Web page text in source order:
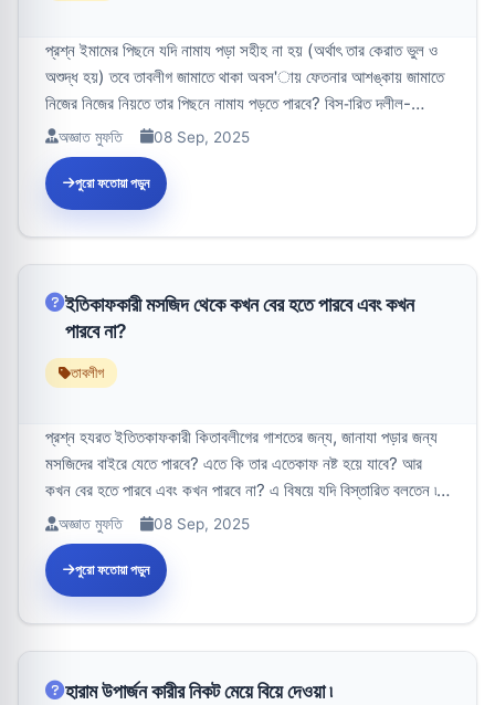
প্রশ্ন ইমামের পিছনে যদি নামায পড়া সহীহ না হয় (অর্থাৎ তার কেরাত ভুল ও
অশুদ্ধ হয়) তবে তাবলীগ জামাতে থাকা অবস'ায় ফেতনার আশঙ্কায় জামাতে
নিজের নিজের নিয়তে তার পিছনে নামায পড়তে পারবে? বিস-ারিত দলীল-
প্রমাণস...
অজ্ঞাত মুফতি 08 Sep, 2025
পুরো ফতোয়া পড়ুন
ইতিকাফকারী মসজিদ থেকে কখন বের হতে পারবে এবং কখন
পারবে না?
তাবলীগ
প্রশ্ন হযরত ইতিতকাফকারী কিতাবলীগের গাশতের জন্য, জানাযা পড়ার জন্য
মসজিদের বাইরে যেতে পারবে? এতে কি তার এতেকাফ নষ্ট হয়ে যাবে? আর
কখন বের হতে পারবে এবং কখন পারবে না? এ বিষয়ে যদি বিস্তারিত বলতেন ৷
উত্...
অজ্ঞাত মুফতি 08 Sep, 2025
পুরো ফতোয়া পড়ুন
হারাম উপার্জন কারীর নিকট মেয়ে বিয়ে দেওয়া ৷